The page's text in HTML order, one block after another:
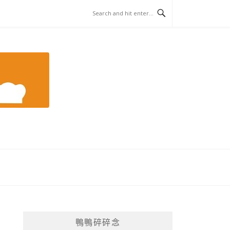
鴨鴨碎碎念